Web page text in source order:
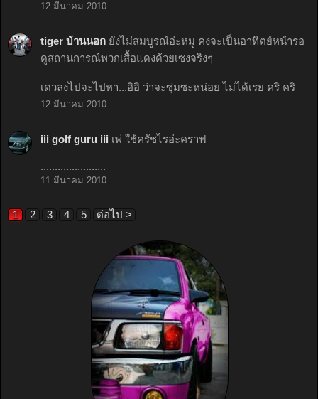
12 มีนาคม 2010
tiger บ้านนอก ยังไม่สมบูรณ์อ่ะหมู คงจะเป็นอาทิตย์หน้ารอ
ดูสถานการณ์พวกเสื้อแดงด้วยเซงจริงๆ
เดวลงไปจะไปหา...อิอิ ว่าจะซุ่มซะหน่อย ไม่ได้เรย คริ คริ
12 มีนาคม 2010
iii golf guru iii เพ่ ใช้ครัชไรอ่ะคราฟ
.......................
11 มีนาคม 2010
1 2 3 4 5 ต่อไป >